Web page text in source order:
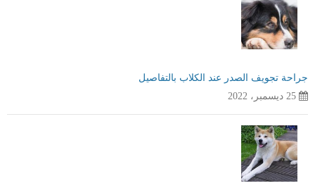
جراحة تجويف الصدر عند الكلاب بالتفاصيل
25 ديسمبر، 2022